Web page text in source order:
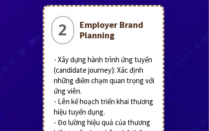
Employer Brand
Planning
- Xây dựng hành trình ứng tuyển
(candidate journey): Xác định
những điểm chạm quan trọng với
ứng viên.
- Lên kế hoạch triển khai thương
hiệu tuyển dụng.
- Đo lường hiệu quả của thương
2